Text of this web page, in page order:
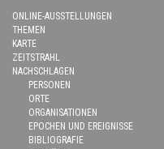
ONLINE-AUSSTELLUNGEN
THEMEN
KARTE
ZEITSTRAHL
NACHSCHLAGEN
PERSONEN
ORTE
ORGANISATIONEN
EPOCHEN UND EREIGNISSE
BIBLIOGRAFIE